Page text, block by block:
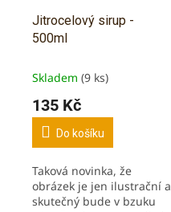
Jitrocelový sirup -
500ml
Skladem (9 ks)
135 Kč
Do košíku
Taková novinka, že
obrázek je jen ilustrační a
skutečný bude v bzuku